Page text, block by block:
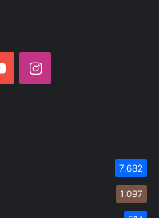
YouTubeInstagram
7.682
1.097